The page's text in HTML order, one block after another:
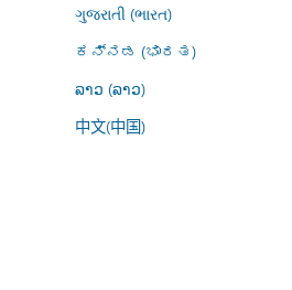
ગુજરાતી (ભારત)
ಕನ್ನಡ (ಭಾರತ)
ລາວ (ລາວ)
中文(中国)